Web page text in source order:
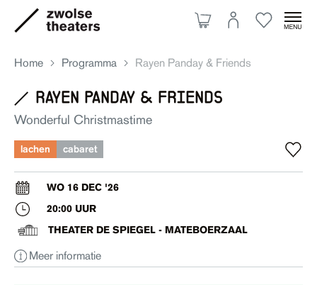
Aanbod
Je bezoek
Over ons
Eten & drinken
Home Programma Rayen Panday & Friends
rayen panday & friends
Wonderful Christmastime
lachen cabaret
WO 16 DEC '26
20:00 UUR
THEATER DE SPIEGEL - MATEBOERZAAL
Meer informatie